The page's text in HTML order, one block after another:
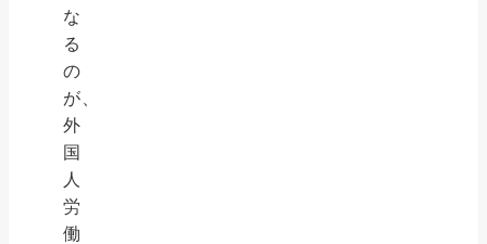
な
る
の
が、
外
国
人
労
働